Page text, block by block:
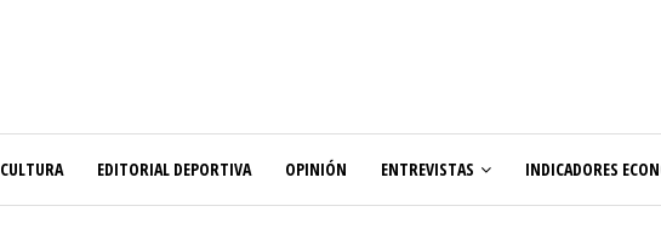
CULTURA EDITORIAL DEPORTIVA OPINIÓN ENTREVISTAS INDICADORES